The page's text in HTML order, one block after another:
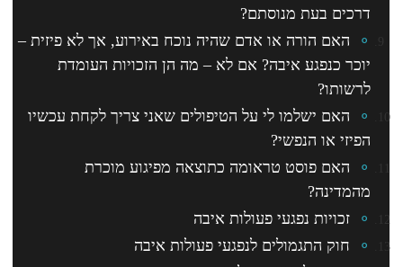
דרכים בעת מנוסתם?
האם הורה או אדם שהיה נוכח באירוע, אך לא פיזית –
יוכר כנפגע איבה? אם לא – מה הן הזכויות העומדת
לרשותו?
האם ישלמו לי על הטיפולים שאני צריך לקחת עכשיו
הפיזי או הנפשי?
האם פוסט טראומה כתוצאה מפיגוע מוכרת
מהמדינה?
זכויות נפגעי פעולות איבה
חוק התגמולים לנפגעי פעולות איבה